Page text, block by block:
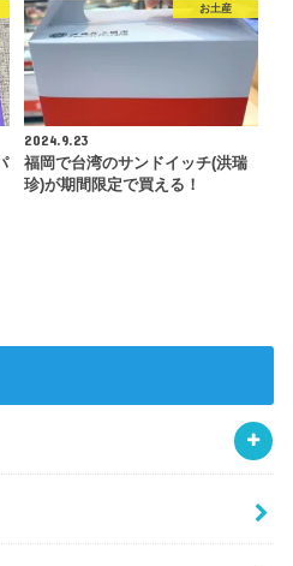
お土産
2024.9.23
福岡で台湾のサンドイッチ(洪瑞
珍)が期間限定で買える！